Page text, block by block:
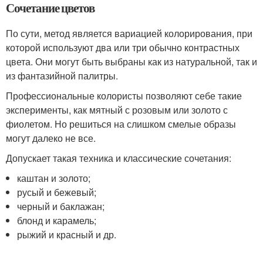
Сочетание цветов
По сути, метод является вариацией колорирования, при
которой используют два или три обычно контрастных
цвета. Они могут быть выбраны как из натуральной, так и
из фантазийной палитры.
Профессиональные колористы позволяют себе такие
эксперименты, как мятный с розовым или золото с
фиолетом. Но решиться на слишком смелые образы
могут далеко не все.
Допускает такая техника и классические сочетания:
каштан и золото;
русый и бежевый;
черный и баклажан;
блонд и карамель;
рыжий и красный и др.